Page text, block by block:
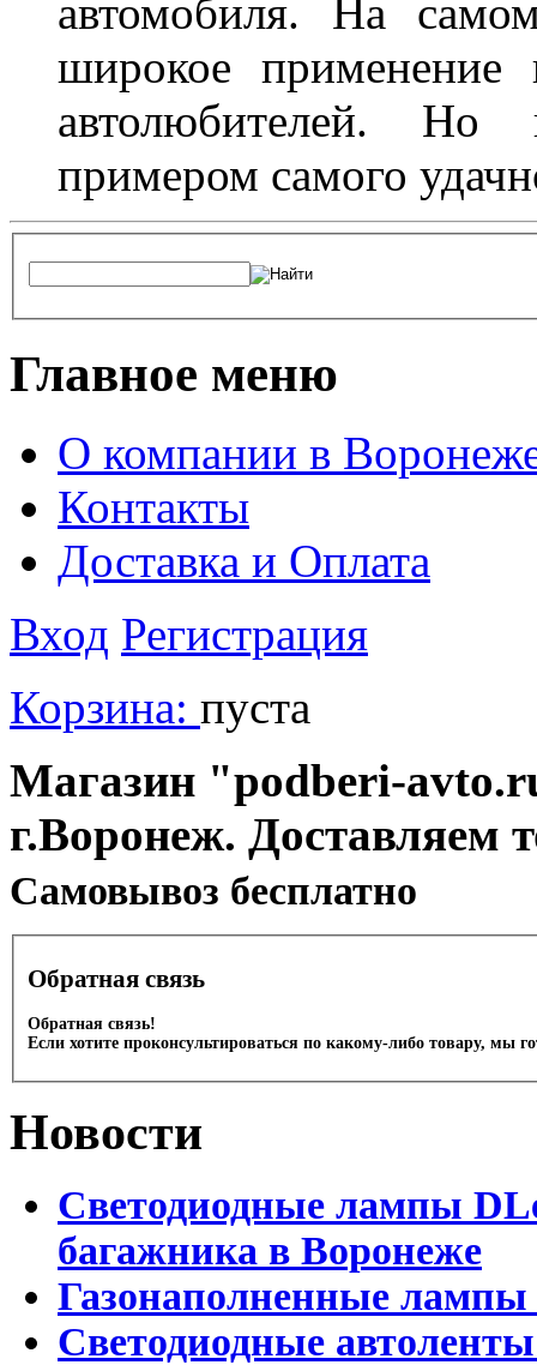
автомобиля. На
широкое
автолюбителей. Но
примером самого
Главное меню
О компании в
Контакты
Доставка и Оплата
Вход Регистрация
Корзина: пуста
Магазин "podberi-
г.Воронеж. Доставляем
Cамовывоз бесплатно
Обратная связь
Обратная связь!
Если хотите проконсультироваться по какому-либо товару, мы
Новости
Светодиодные лампы
багажника в Воронеже
Газонаполненные
Светодиодные